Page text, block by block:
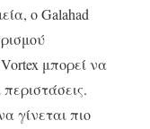
ο Galahad
μπορεί να
γίνεται πιο